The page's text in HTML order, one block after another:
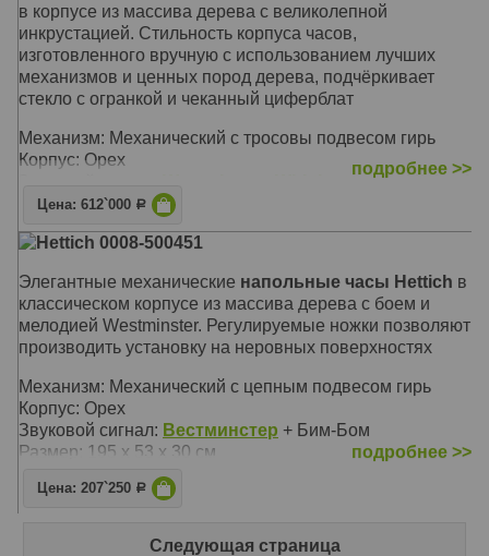
в корпусе из массива дерева с великолепной
инкрустацией. Стильность корпуса часов,
изготовленного вручную с использованием лучших
механизмов и ценных пород дерева, подчёркивает
стекло с огранкой и чеканный циферблат
Механизм: Механический с тросовы подвесом гирь
Корпус: Орех
, St. Michael
+ Бим-Бом
подробнее >>
Цена: 612`000 Р
Hettich 0008-500451
Элегантные механические напольные часы Hettich в
классическом корпусе из массива дерева с боем и
мелодией Westminster. Регулируемые ножки позволяют
производить установку на неровных поверхностях
Механизм: Механический с цепным подвесом гирь
Корпус: Орех
Звуковой сигнал: Вестминстер + Бим-Бом
Размер: 195 х 53 х 30 см
подробнее >>
Цена: 207`250 Р
Следующая страница